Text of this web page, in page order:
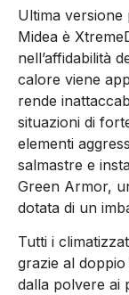
Ultima
Midea è
nell’affidabilità
calore viene
rende
situazioni di
elementi
salmastre e
Green Armor,
dotata di un
Tutti i
grazie al
dalla polvere ai